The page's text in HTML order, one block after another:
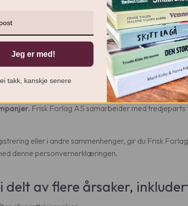
det som er nødvendig for å utføre det angitte
årsaker som inkluderer:
kan deles med online analyseverktøy for å spore og
Informasjonen din vil bli brukt til å
vil bli brukt til å generere og sende nyhetsbrev, e-
Frisk Forlag AS samarbeider med
eller i andre sammenhenger, gir du Frisk
denne personvernerklæringen.
delt av flere årsaker,
Jeg er med!
takk, kanskje senere